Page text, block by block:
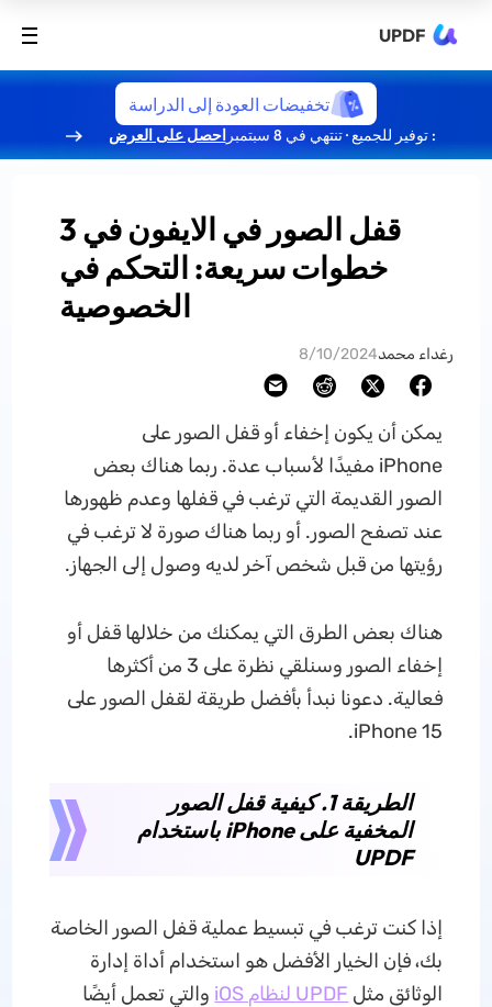
UPDF
تخفيضات العودة إلى الدراسة
: توفير للجميع · تنتهي في 8 سبتمبر احصل على العرض
قفل الصور في الايفون في 3
خطوات سريعة: التحكم في
الخصوصية
رغداء محمد8/10/2024
يمكن أن يكون إخفاء أو قفل الصور على
iPhone مفيدًا لأسباب عدة. ربما هناك بعض
الصور القديمة التي ترغب في قفلها وعدم ظهورها
عند تصفح الصور. أو ربما هناك صورة لا ترغب في
رؤيتها من قبل شخص آخر لديه وصول إلى الجهاز.
هناك بعض الطرق التي يمكنك من خلالها قفل أو
إخفاء الصور وسنلقي نظرة على 3 من أكثرها
فعالية. دعونا نبدأ بأفضل طريقة لقفل الصور على
iPhone 15.
الطريقة 1. كيفية قفل الصور
المخفية على iPhone باستخدام
UPDF
إذا كنت ترغب في تبسيط عملية قفل الصور الخاصة
بك، فإن الخيار الأفضل هو استخدام أداة إدارة
الوثائق مثل UPDF لنظام iOS
والتي تعمل أيضًا